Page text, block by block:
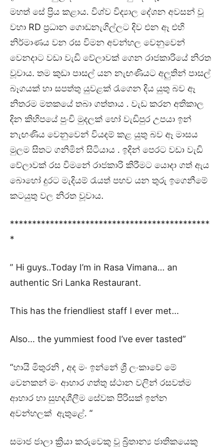
මහත් සේ ප්‍රිය කළාය. විශ්ව විද්‍යාල දේශන අවසන් වූ
වහා RD ප්‍රධාන ගොඩනැගිල්ලට දිව එන ඈ එහි
නිර්මාණය වන රස විමන අවන්හල වෙනුවෙන්
වෙනදාට වඩා වැඩි වේලාවක් ගෙන රාජකාරියේ නිරත
වූවාය. තම කුඩා පාසල් යන නැඟණියට අලුතින් පාසල්
බෑගයක් හා සපත්තු යුවළක් රැගෙන දිය යුතු බව ඈ
නිතරම මතකයේ තබා ගත්තාය . වැඩ කරන අතිකාල
දින කිහිපයේ පුංචි මුදලක් හෝ වැඩිපුර උපයා ඉන්
නැඟණිය වෙනුවෙන් වියදම් කළ යුතු බව ඈ මාසය
මුලම සිතට ගනිමින් සිටියාය . ඉදින් පෙරට වඩා වැඩි
වේලාවක් රස විමනේ රාජකාරි කිරීමට යොදා ගත් ඇය
බොහෝ දුරට මැදියම් රැයත් පහව යන තුරු ඉගෙනීමේ
කටයුතු වල නිරත වූවාය.
*********************************************
*
” Hi guys..Today I’m in Rasa Vimana… an
authentic Sri Lanka Restaurant.
This has the friendliest staff I ever met…
Also… the yummiest food I’ve ever tasted”
“හායි මිතුරනි , අද මං ඉන්නේ ශ්‍රී ලංකාවේ මේ
වෙනකන් මං ආහාර ගත්තු ස්ථාන වලින් රසවත්ම
ආහාර හා සුහදශීලීම සේවක පිරිසක් ඉන්න
අවන්හලක් ඇතුළේ. “
සමාජ ජාලා ක්‍රියා කරුවෙකු වූ බ්‍රිතාන්‍ය ජාතිකයෙකු